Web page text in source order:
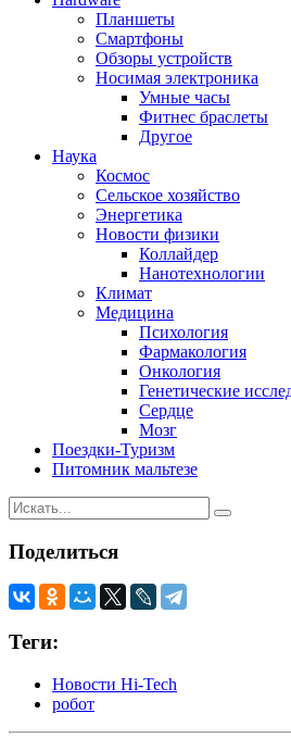
Планшеты
Смартфоны
Обзоры устройств
Носимая электроника
Умные часы
Фитнес браслеты
Другое
Наука
Космос
Сельское хозяйство
Энергетика
Новости физики
Коллайдер
Нанотехнологии
Климат
Медицина
Психология
Фармакология
Онкология
Генетические
Сердце
Мозг
Поездки-Туризм
Питомник мальтезе
Поделиться
Теги:
Новости Hi-Tech
робот